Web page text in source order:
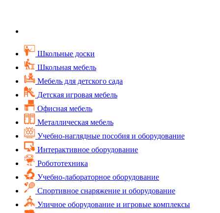
Школьные доски
Школьная мебель
Мебель для детского сада
Детская игровая мебель
Офисная мебель
Металлическая мебель
Учебно-наглядные пособия и оборудование
Интерактивное оборудование
Робототехника
Учебно-лабораторное оборудование
Спортивное снаряжение и оборудование
Уличное оборудование и игровые комплексы